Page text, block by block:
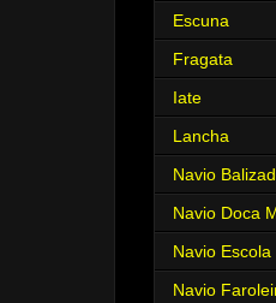
Escuna
Fragata
Iate
Lancha
Navio
Navio Doca
Navio Escola
Navio